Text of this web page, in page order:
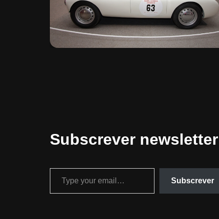
Subscrever newsletter
Subscrever